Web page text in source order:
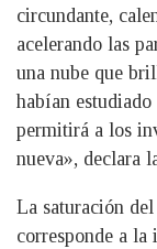
circundante,
acelerando las
una nube que
habían
permitirá a los
nueva», declara
La saturación
corresponde a